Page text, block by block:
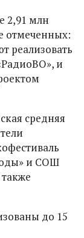
2,91 млн
отмеченных:
реализовать
и
средняя
и СОШ
до 15